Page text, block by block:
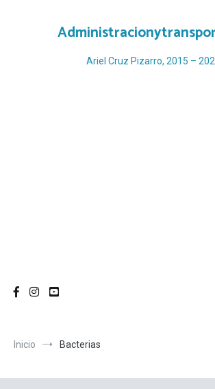
Ariel Cruz Pizarro, 2015 –
Inicio Bacterias